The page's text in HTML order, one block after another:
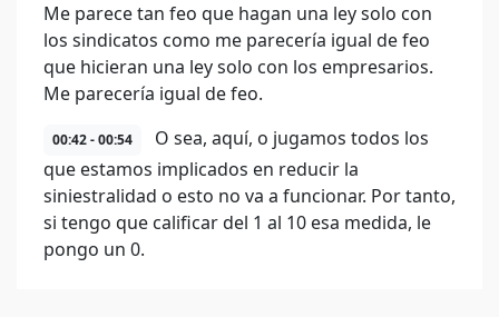
Me parece tan feo que hagan una ley solo con
los sindicatos como me parecería igual de feo
que hicieran una ley solo con los empresarios.
Me parecería igual de feo.
00:42 - 00:54
O sea, aquí, o jugamos todos los
que estamos implicados en reducir la
siniestralidad o esto no va a funcionar. Por tanto,
si tengo que calificar del 1 al 10 esa medida, le
pongo un 0.